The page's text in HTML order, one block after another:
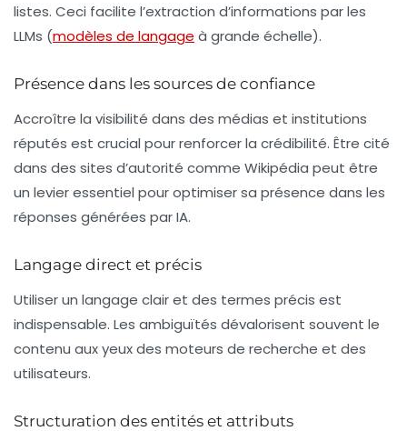
listes. Ceci facilite l’extraction d’informations par les
LLMs (modèles de langage à grande échelle).
Présence dans les sources de confiance
Accroître la visibilité dans des médias et institutions
réputés est crucial pour renforcer la crédibilité. Être cité
dans des sites d’autorité comme Wikipédia peut être
un levier essentiel pour optimiser sa présence dans les
réponses générées par IA.
Langage direct et précis
Utiliser un langage clair et des termes précis est
indispensable. Les ambiguïtés dévalorisent souvent le
contenu aux yeux des moteurs de recherche et des
utilisateurs.
Structuration des entités et attributs